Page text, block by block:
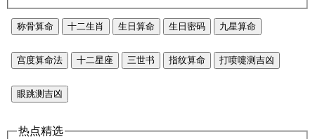
称骨算命 十二生肖 生日算命 生日密码 九星算命
宫度算命法 十二星座 三世书 指纹算命 打喷嚏测吉凶
眼跳测吉凶
热点精选